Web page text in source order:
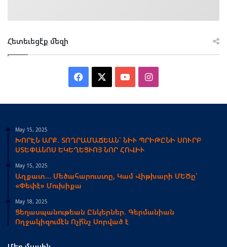
Հետեւեցէ՛ք մեզի
Facebook YouTubeInstagram
May 15, 2025
ԽՈՐԷՆ ԱՐՔ. ՏՈՂՐԱՄԱՃԵԱՆ՝ ՆԻՒ ՊՐԻԹԸՆԻ ՍՈՒՐԲ
ՍՏԵՓԱՆՈՍ ԵԿԵՂԵՑՒՈՅ ՆՈՐ ՀՈՎԻՒ
May 15, 2025
Աղքատ… Մեծահարուստը, Կամ Վիթխարի ՄԵԾը՝
«Փեփէ» Մուխիքա
May 18, 2025
Ցեղասպանութեան Ընկերներ. Գերմանիան
Ողջակիզումէն Ոչի՞նչ Սորված է